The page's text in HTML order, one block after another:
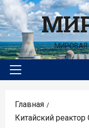
Перейти
к
содержимому
МИРОВАЯ
Основное
Главная
Китайский